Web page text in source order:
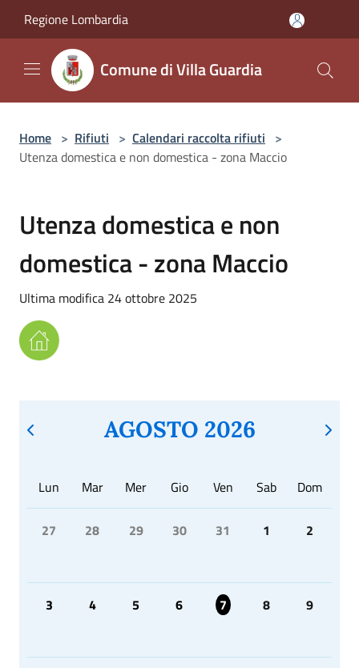
Regione Lombardia
Comune di Villa Guardia
Home > Rifiuti > Calendari raccolta rifiuti >
Utenza domestica e non domestica - zona Maccio
Utenza domestica e non
domestica - zona Maccio
Ultima modifica 24 ottobre 2025
AGOSTO 2026
Lun Mar Mer Gio Ven Sab Dom
27 28 29 30 31 1 2
3 4 5 6 7 8 9